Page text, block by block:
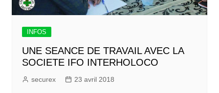
INFOS
UNE SEANCE DE TRAVAIL AVEC LA
SOCIETE IFO INTERHOLOCO
securex 23 avril 2018